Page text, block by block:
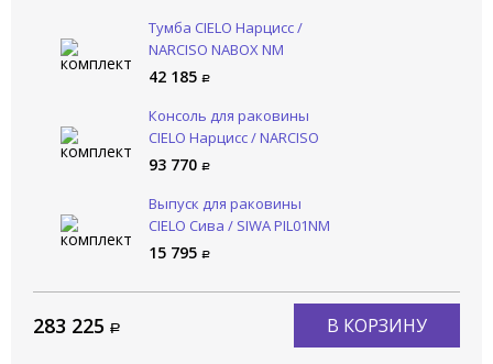
Тумба CIELO Нарцисс /
NARCISO NABOX NM
42 185
Консоль для раковины
CIELO Нарцисс / NARCISO
NASTM NM
93 770
Выпуск для раковины
CIELO Сива / SIWA PIL01NM
LV
15 795
283 225 В КОРЗИНУ